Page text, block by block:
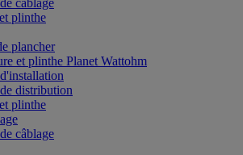
câblage
plinthe
plancher
et plinthe Planet Wattohm
distribution
plinthe
câblage